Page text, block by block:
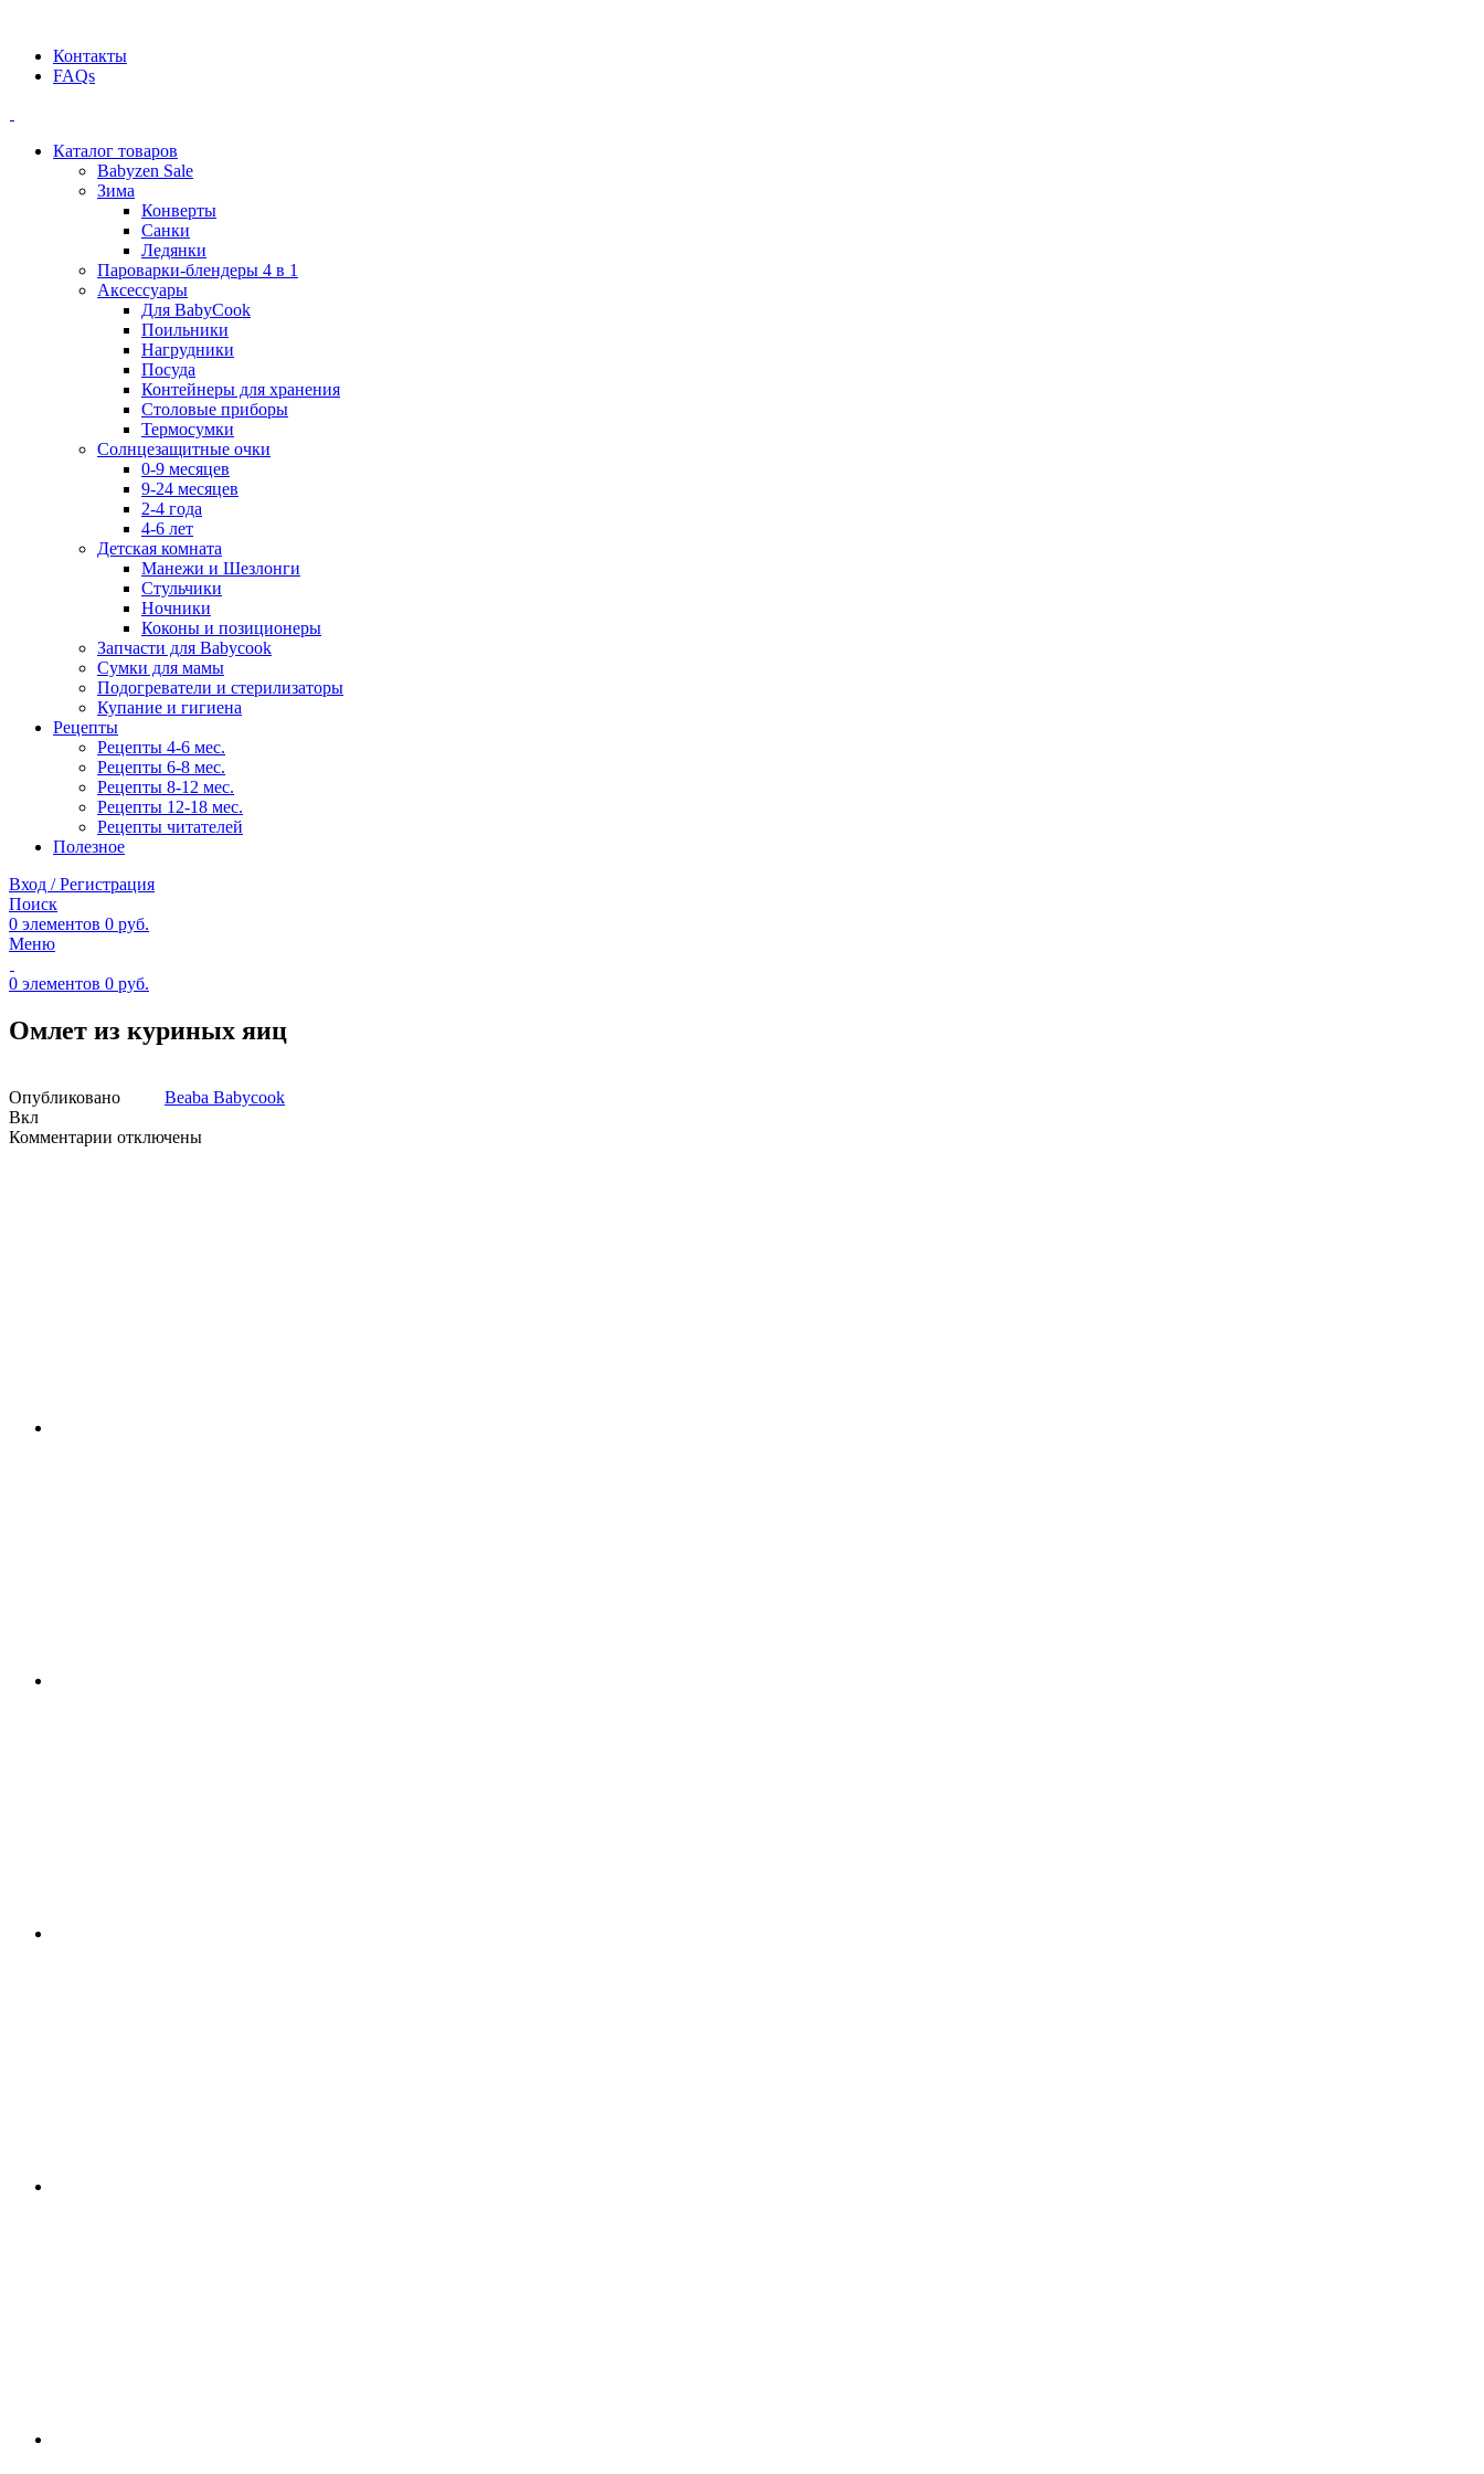
Контакты
FAQs
Каталог товаров
Babyzen Sale
Зима
Конверты
Санки
Ледянки
Пароварки-блендеры 4 в 1
Аксессуары
Для BabyCook
Поильники
Нагрудники
Посуда
Контейнеры для хранения
Столовые приборы
Термосумки
Солнцезащитные очки
0-9 месяцев
9-24 месяцев
2-4 года
4-6 лет
Детская комната
Манежи и Шезлонги
Стульчики
Ночники
Коконы и позиционеры
Запчасти для Babycook
Сумки для мамы
Подогреватели и стерилизаторы
Купание и гигиена
Рецепты
Рецепты 4-6 мес.
Рецепты 6-8 мес.
Рецепты 8-12 мес.
Рецепты 12-18 мес.
Рецепты читателей
Полезное
Вход / Регистрация
Поиск
0 элементов 0 руб.
Меню
0 элементов 0 руб.
Омлет из куриных яиц
Опубликовано
Beaba Babycook
Вкл
Комментарии котключены